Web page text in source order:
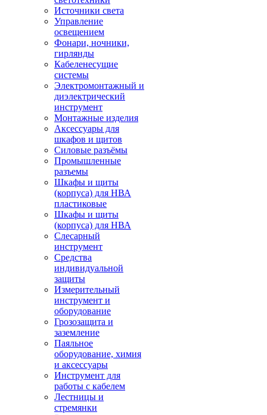
Источники света
Управление
освещением
Фонари, ночники,
гирлянды
Кабеленесущие
системы
Электромонтажный и
диэлектрический
инструмент
Монтажные изделия
Аксессуары для
шкафов и щитов
Силовые разъёмы
Промышленные
разъемы
Шкафы и щиты
(корпуса) для НВА
пластиковые
Шкафы и щиты
(корпуса) для НВА
Слесарный
инструмент
Средства
индивидуальной
защиты
Измерительный
инструмент и
оборудование
Грозозащита и
заземление
Паяльное
оборудование, химия
и аксессуары
Инструмент для
работы с кабелем
Лестницы и
стремянки